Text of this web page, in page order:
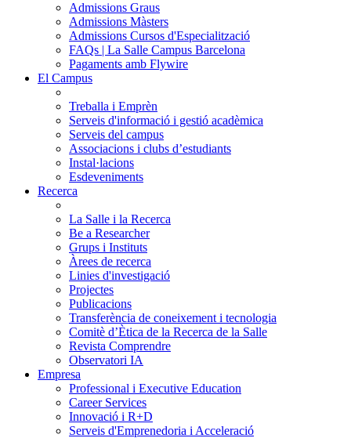
Admissions Graus
Admissions Màsters
Admissions Cursos d'Especialització
FAQs | La Salle Campus Barcelona
Pagaments amb Flywire
El Campus
Treballa i Emprèn
Serveis d'informació i gestió acadèmica
Serveis del campus
Associacions i clubs d’estudiants
Instal·lacions
Esdeveniments
Recerca
La Salle i la Recerca
Be a Researcher
Grups i Instituts
Àrees de recerca
Linies d'investigació
Projectes
Publicacions
Transferència de coneixement i tecnologia
Comitè d’Ètica de la Recerca de la Salle
Revista Comprendre
Observatori IA
Empresa
Professional i Executive Education
Career Services
Innovació i R+D
Serveis d'Emprenedoria i Acceleració